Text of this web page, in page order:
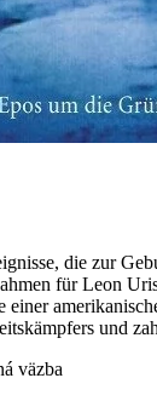
die zur
für Leon
einer
und
väzba